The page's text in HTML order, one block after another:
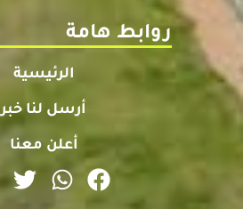
روابط هامة
الرئيسية
أرسل لنا خبر
أعلن معنا